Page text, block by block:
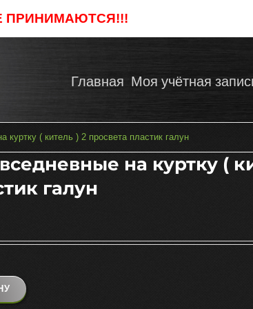
ПРИНИМАЮТСЯ!!!
Главная Моя учётная
( китель ) 2 просвета пластик галун
на куртку (
галун